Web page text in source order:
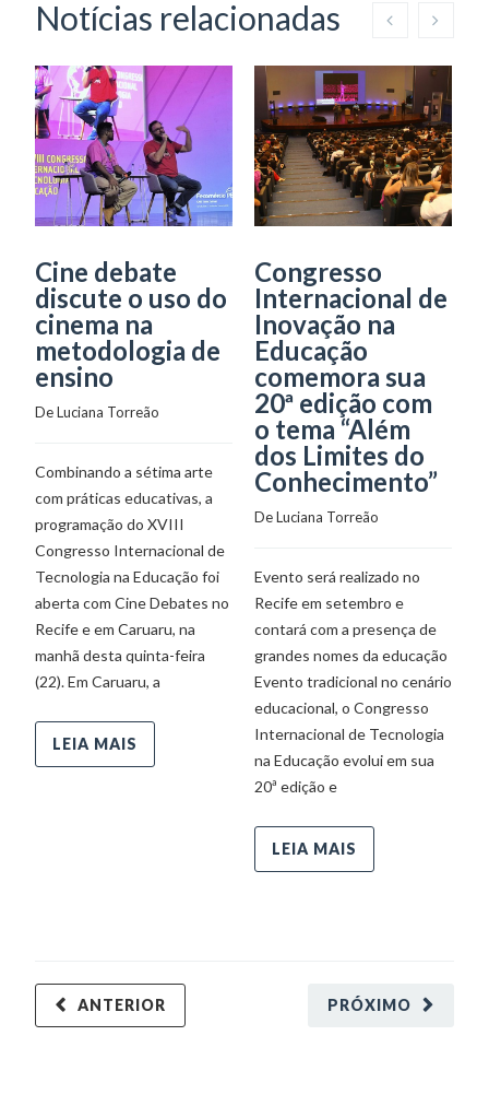
Notícias relacionadas
Cine debate
discute o uso do
cinema na
metodologia de
ensino
De Luciana Torreão
Combinando a sétima arte
com práticas educativas, a
programação do XVIII
Congresso Internacional de
Tecnologia na Educação foi
aberta com Cine Debates no
Recife e em Caruaru, na
manhã desta quinta-feira
(22). Em Caruaru, a
LEIA MAIS
Congresso
Internacional de
Inovação na
Educação
comemora sua
20ª edição com
o tema “Além
dos Limites do
Conhecimento”
De Luciana Torreão
Evento será realizado no
Recife em setembro e
contará com a presença de
grandes nomes da educação
Evento tradicional no cenário
educacional, o Congresso
Internacional de Tecnologia
na Educação evolui em sua
20ª edição e
LEIA MAIS
PRÓXIMO
ANTERIOR